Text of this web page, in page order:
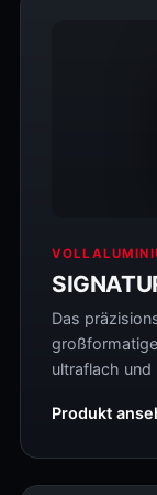
Das
ultraflach und
Produkt